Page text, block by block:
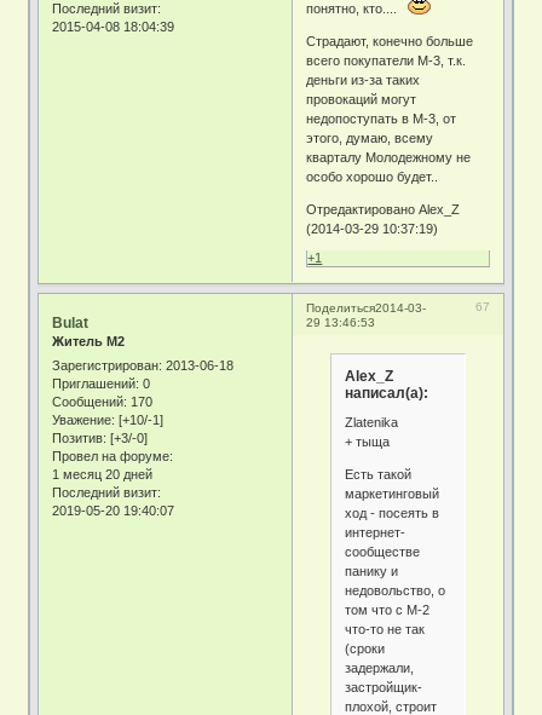
Последний визит:
2015-04-08 18:04:39
понятно, кто....
Страдают, конечно больше
всего покупатели М-3, т.к.
деньги из-за таких
провокаций могут
недопоступать в М-3, от
этого, думаю, всему
кварталу Молодежному не
особо хорошо будет..
Отредактировано Alex_Z
(2014-03-29 10:37:19)
+1
Поделиться 67
2014-03-
29 13:46:53
Bulat
Житель М2
Зарегистрирован: 2013-06-18
Приглашений: 0
Сообщений: 170
Уважение: [+10/-1]
Позитив: [+3/-0]
Провел на форуме:
1 месяц 20 дней
Последний визит:
2019-05-20 19:40:07
Alex_Z
написал(а):
Zlatenika
+ тыща
Есть такой
маркетинговый
ход - посеять в
интернет-
сообществе
панику и
недовольство, о
том что с М-2
что-то не так
(сроки
задержали,
застройщик-
плохой, строит